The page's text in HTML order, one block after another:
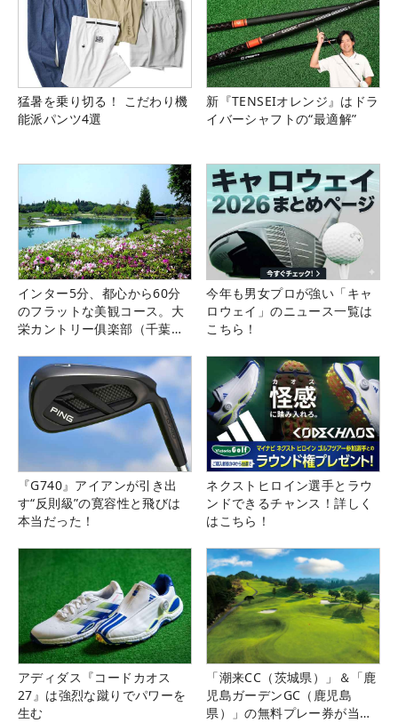
猛暑を乗り切る！ こだわり機
能派パンツ4選
新『TENSEIオレンジ』はドラ
イバーシャフトの“最適解”
インター5分、都心から60分
のフラットな美観コース。大
栄カントリー俱楽部（千葉
今年も男女プロが強い「キャ
ロウェイ」のニュース一覧は
こちら！
『G740』アイアンが引き出
す“反則級”の寛容性と飛びは
本当だった！
ネクストヒロイン選手とラウ
ンドできるチャンス！詳しく
はこちら！
アディダス『コードカオス
27』は強烈な蹴りでパワーを
生む
「潮来CC（茨城県）」＆「鹿
児島ガーデンGC（鹿児島
県）」の無料プレー券が当た